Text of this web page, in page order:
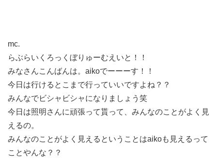
mc.
らぶらいくろっくぼりゅーむえいと！！
みなさんこんばんは。aikoでーーーす！！
今日は行けるとこまで行っていいですよね？？
みんなでビシャビシャになりましょう笑
今日は照明さんに頑張って貰って、みんなのことがよく見
えるの。
みんなのことがよく見えるということはaikoも見えるって
ことやんな？？